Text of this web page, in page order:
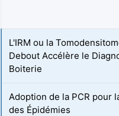
L'IRM ou la
Debout Accélère le
Boiterie
Adoption de la PCR pour
des Épidémies